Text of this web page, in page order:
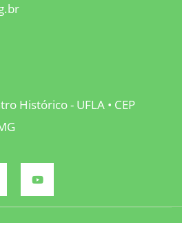
Histórico - UFLA • CEP